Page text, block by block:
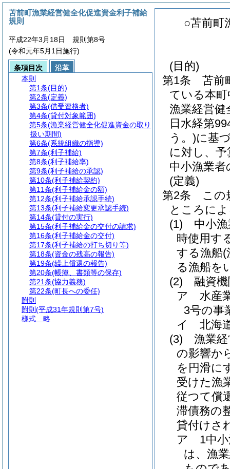
○苫前町
(目的)
第1条
苫前
ている本
漁業経営健
日水経第
う。)に基
に対し、
中小漁業
(定義)
第2条
この
ところに
(1)
中小
時使用す
する漁船(
る漁船を
(2)
融資
ア
水産
3号の事
イ
北海
(3)
漁業
の影響か
を円滑に
受けた漁
従つて償
滞債務の
貸付けさ
ア
1中
は、漁
苫前町漁業経営健全化促進資金利子補給
規則
平成22年3月18日 規則第8号
(令和元年5月1日施行)
条項目次
沿革
本則
第1条(目的)
第2条(定義)
第3条(借受資格者)
第4条(貸付対象範囲)
第5条(漁業経営健全化促進資金の取り
扱い期間)
第6条(系統組織の指導)
第7条(利子補給)
第8条(利子補給率)
第9条(利子補給の承認)
第10条(利子補給契約)
第11条(利子補給金の額)
第12条(利子補給承認手続)
第13条(利子補給変更承認手続)
第14条(貸付の実行)
第15条(利子補給金の交付の請求)
第16条(利子補給金の交付)
第17条(利子補給の打ち切り等)
第18条(資金の残高の報告)
第19条(繰上償還の報告)
第20条(帳簿、書類等の保存)
第21条(協力義務)
第22条(町長への委任)
附則
附則 (平成31年規則第7号)
様式 略